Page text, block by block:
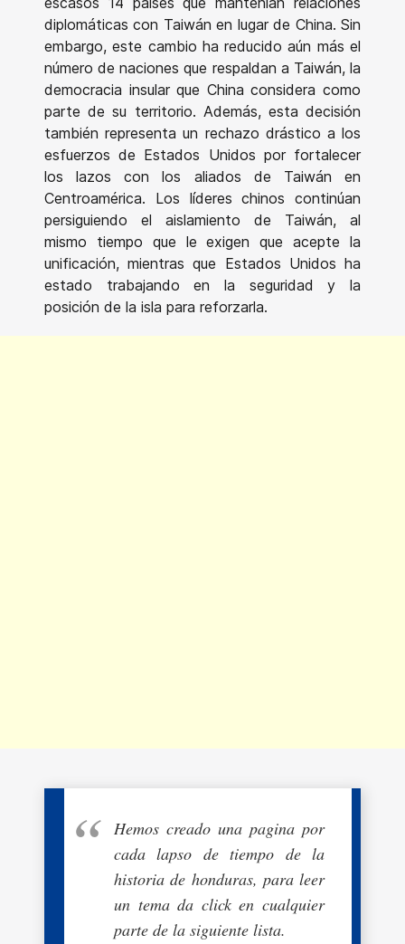
diplomáticas con Taiwán en lugar de China. Sin
embargo, este cambio ha reducido aún más el
número de naciones que respaldan a Taiwán, la
democracia insular que China considera como
parte de su territorio. Además, esta decisión
también representa un rechazo drástico a los
esfuerzos de Estados Unidos por fortalecer
los lazos con los aliados de Taiwán en
Centroamérica. Los líderes chinos continúan
persiguiendo el aislamiento de Taiwán, al
mismo tiempo que le exigen que acepte la
unificación, mientras que Estados Unidos ha
estado trabajando en la seguridad y la
posición de la isla para reforzarla.
Hemos creado una pagina por
cada lapso de tiempo de la
historia de honduras, para leer
un tema da click en cualquier
parte de la siguiente lista.